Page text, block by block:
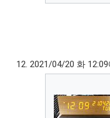
2021/04/20 화 12:09